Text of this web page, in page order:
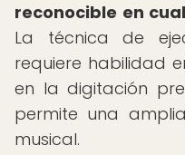
reconocible en
La técnica de
requiere habilidad
en la digitación
permite una
musical.